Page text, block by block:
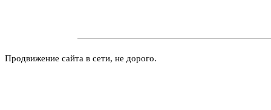
Продвижение сайта в сети, не дорого.